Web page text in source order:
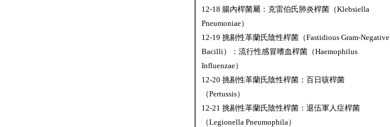
12-18 腸內桿菌屬：克雷伯氏肺炎桿菌（Klebsiella
Pneumoniae）
12-19 挑剔性革蘭氏陰性桿菌（Fastidious Gram-Negative
Bacilli）：流行性感冒嗜血桿菌（Haemophilus
Influenzae）
12-20 挑剔性革蘭氏陰性桿菌：百日咳桿菌
（Pertussis）
12-21 挑剔性革蘭氏陰性桿菌：退伍軍人症桿菌
（Legionella Pneumophila）